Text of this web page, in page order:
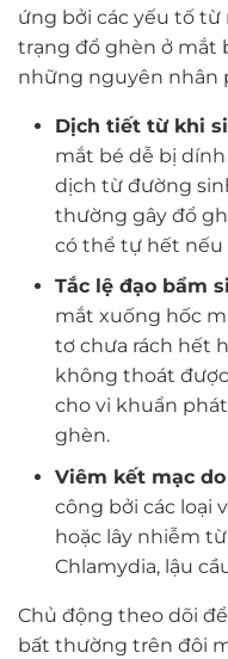
ứng bởi các yếu tố
trạng đổ ghèn ở mắt
những nguyên nhân
Dịch tiết từ khi
mắt bé dễ bị
dịch từ đường
thường gây đổ
có thể tự hết nếu
Tắc lệ đạo bẩm
mắt xuống hốc
tơ chưa rách hết
không thoát
cho vi khuẩn
ghèn.
Viêm kết mạc
công bởi các loại
hoặc lây nhiễm
Chlamydia, lậu
Chủ động theo dõi
bất thường trên đôi